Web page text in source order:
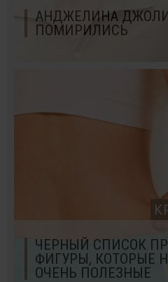
АНДЖЕЛИНА
ПОМИРИЛИСЬ
ЧЕРНЫЙ СПИСОК
ФИГУРЫ, КОТОРЫЕ
ОЧЕНЬ ПОЛЕЗНЫЕ